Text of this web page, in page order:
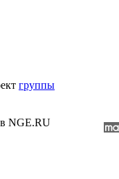
группы
NGE.RU